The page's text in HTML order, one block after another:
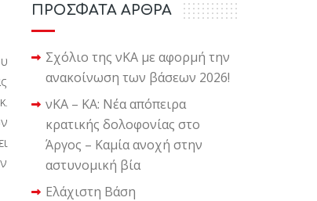
ΠΡΟΣΦΑΤΑ ΑΡΘΡΑ
Σχόλιο της νΚΑ με αφορμή την
ανακοίνωση των βάσεων 2026!
νΚΑ – ΚΑ: Νέα απόπειρα
κρατικής δολοφονίας στο
Άργος – Καμία ανοχή στην
αστυνομική βία
Ελάχιστη Βάση